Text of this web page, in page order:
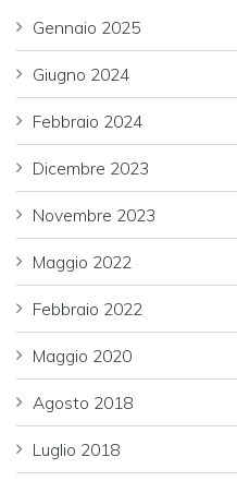
Gennaio 2025
Giugno 2024
Febbraio 2024
Dicembre 2023
Novembre 2023
Maggio 2022
Febbraio 2022
Maggio 2020
Agosto 2018
Luglio 2018